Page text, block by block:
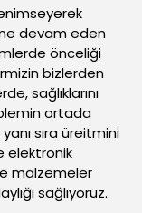
devam eden
önceliği
bizlerden
sağlıklarını
ortada
sıra üreitmini
elektronik
malzemeler
sağlıyoruz.